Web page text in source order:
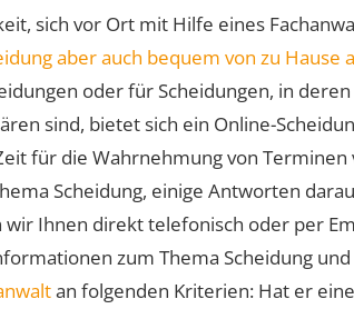
sich vor Ort mit Hilfe eines
aber auch bequem von zu Hause
oder für Scheidungen, in
sind, bietet sich ein Online-
für die Wahrnehmung von
Scheidung, einige Antworten
Ihnen direkt telefonisch oder per
zum Thema Scheidung
an folgenden Kriterien: Hat er